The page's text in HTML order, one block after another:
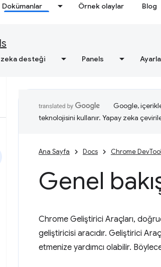
Dokümanlar Örnek olaylar Blog
desteği Panels
Google,
teknolojisini kullanır. Yapay zeka
Ana Sayfa Docs Chrome
Genel
Chrome Geliştirici Araçları,
geliştiricisi aracıdır. Geliştirici
etmenize yardımcı olabilir.